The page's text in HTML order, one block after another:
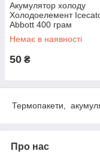
Акумулятор холоду
Холодоелемент
Abbott 400 грам
Немає в наявності
50 ₴
Термопакети,
Про нас